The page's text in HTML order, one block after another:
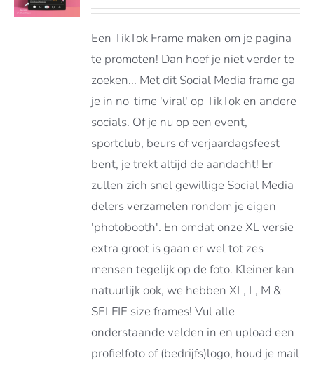
€129.00
Een TikTok Frame maken om je pagina
te promoten! Dan hoef je niet verder te
zoeken... Met dit Social Media frame ga
je in no-time 'viral' op TikTok en andere
socials. Of je nu op een event,
sportclub, beurs of verjaardagsfeest
bent, je trekt altijd de aandacht! Er
zullen zich snel gewillige Social Media-
delers verzamelen rondom je eigen
'photobooth'. En omdat onze XL versie
extra groot is gaan er wel tot zes
mensen tegelijk op de foto. Kleiner kan
natuurlijk ook, we hebben XL, L, M &
SELFIE size frames! Vul alle
onderstaande velden in en upload een
profielfoto of (bedrijfs)logo, houd je mail